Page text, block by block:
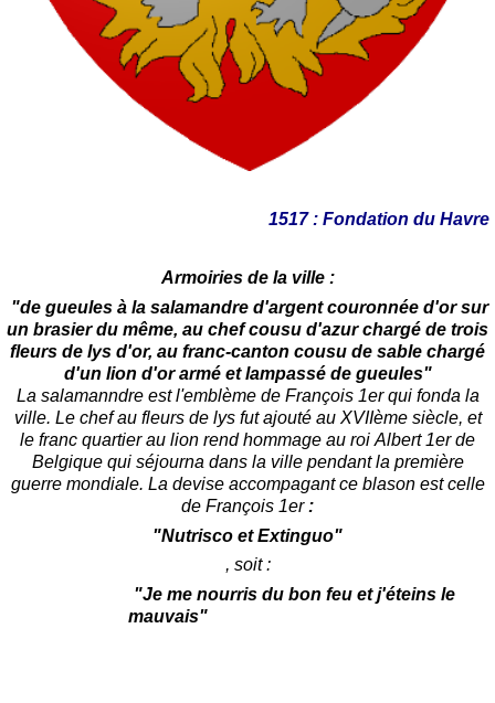
1517 : Fondation du Havre
Armoiries de la ville :
"de gueules à la salamandre d'argent couronnée d'or sur
un brasier du même, au chef cousu d'azur chargé de trois
fleurs de lys d'or, au franc-canton cousu de sable chargé
d'un lion d'or armé et lampassé de gueules"
La salamanndre est l'emblème de François 1er qui fonda la
ville. Le chef au fleurs de lys fut ajouté au XVIIème siècle, et
le franc quartier au lion rend hommage au roi Albert 1er de
Belgiquequi séjourna dans la ville pendant la première
guerre mondiale. La devise accompagant ce blason est celle
de François 1er :
"Nutrisco et Extinguo"
, soit :
"Je me nourris du bon feu et j'éteins le
mauvais"